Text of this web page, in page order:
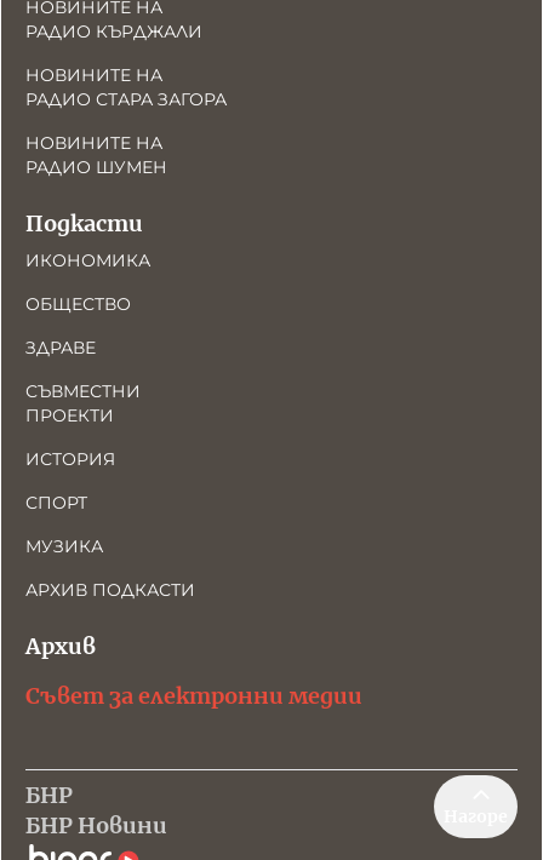
НОВИНИТЕ НА
РАДИО КЪРДЖАЛИ
НОВИНИТЕ НА
РАДИО СТАРА ЗАГОРА
НОВИНИТЕ НА
РАДИО ШУМЕН
Подкасти
ИКОНОМИКА
ОБЩЕСТВО
ЗДРАВЕ
СЪВМЕСТНИ
ПРОЕКТИ
ИСТОРИЯ
СПОРТ
МУЗИКА
АРХИВ ПОДКАСТИ
Архив
Съвет за електронни медии
БНР
БНР Новини